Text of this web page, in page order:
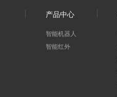
产品中心
智能机器人
智能红外